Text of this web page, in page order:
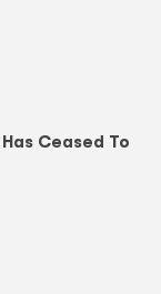
Ceased To